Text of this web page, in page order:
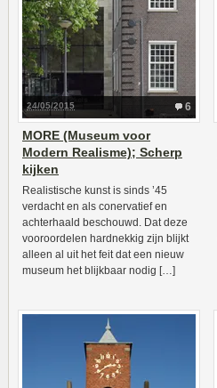
6
24/05/2015
MORE (Museum voor
Modern Realisme); Scherp
kijken
Realistische kunst is sinds ’45
verdacht en als conervatief en
achterhaald beschouwd. Dat deze
vooroordelen hardnekkig zijn blijkt
alleen al uit het feit dat een nieuw
museum het blijkbaar nodig […]